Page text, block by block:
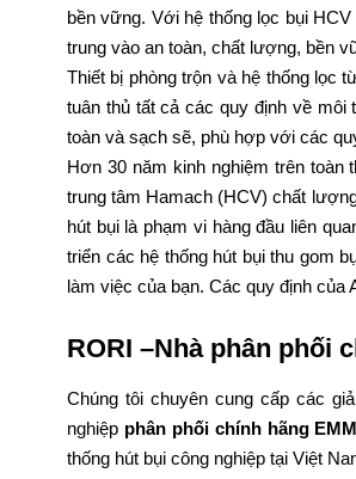
bền vững. Với hệ thống lọc bụi
trung vào an toàn, chất lượng, bền
Thiết bị phòng trộn và hệ thống lọc
tuân thủ tất cả các quy định về môi
toàn và sạch sẽ, phù hợp với các
Hơn 30 năm kinh nghiệm trên toàn
trung tâm Hamach (HCV) chất
hút bụi là phạm vi hàng đầu liên
triển các hệ thống hút bụi thu gom
làm việc của bạn. Các quy định của
RORI –Nhà phân phối
Chúng tôi chuyên cung cấp các
nghiệp phân phối chính hãng
thống hút bụi công nghiệp tại Việt